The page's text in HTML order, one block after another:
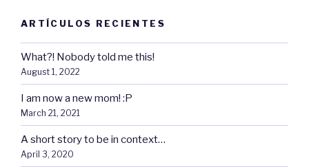
ARTÍCULOS RECIENTES
What?! Nobody told me this!
August 1, 2022
I am now a new mom! :P
March 21, 2021
A short story to be in context…
April 3, 2020